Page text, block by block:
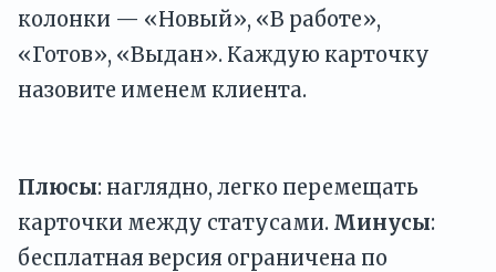
колонки — «Новый», «В работе»,
«Готов», «Выдан». Каждую карточку
назовите именем клиента.
Плюсы: наглядно, легко перемещать
карточки между статусами. Минусы:
бесплатная версия ограничена по